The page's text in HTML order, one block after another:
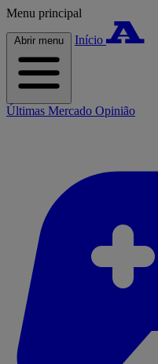
Menu principal
Abrir menu Início
Últimas Mercado Opinião